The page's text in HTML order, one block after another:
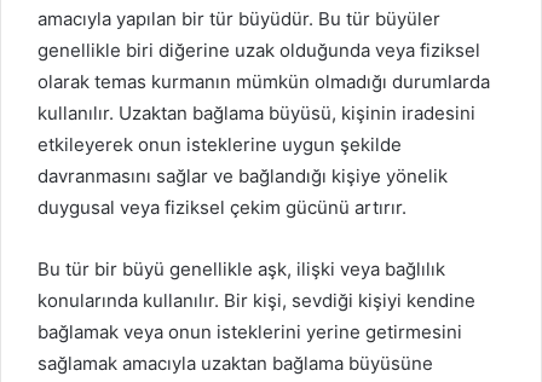
amacıyla yapılan bir tür büyüdür. Bu tür büyüler
genellikle biri diğerine uzak olduğunda veya fiziksel
olarak temas kurmanın mümkün olmadığı durumlarda
kullanılır. Uzaktan bağlama büyüsü, kişinin iradesini
etkileyerek onun isteklerine uygun şekilde
davranmasını sağlar ve bağlandığı kişiye yönelik
duygusal veya fiziksel çekim gücünü artırır.
Bu tür bir büyü genellikle aşk, ilişki veya bağlılık
konularında kullanılır. Bir kişi, sevdiği kişiyi kendine
bağlamak veya onun isteklerini yerine getirmesini
sağlamak amacıyla uzaktan bağlama büyüsüne